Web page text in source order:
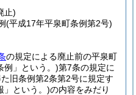
止)
(平成17年平泉町条例第2号)
の規定による廃止前の平泉町
例」という。)第7条の規定に
旧条例第2条第2号に規定す
」という。)の内容をみだり